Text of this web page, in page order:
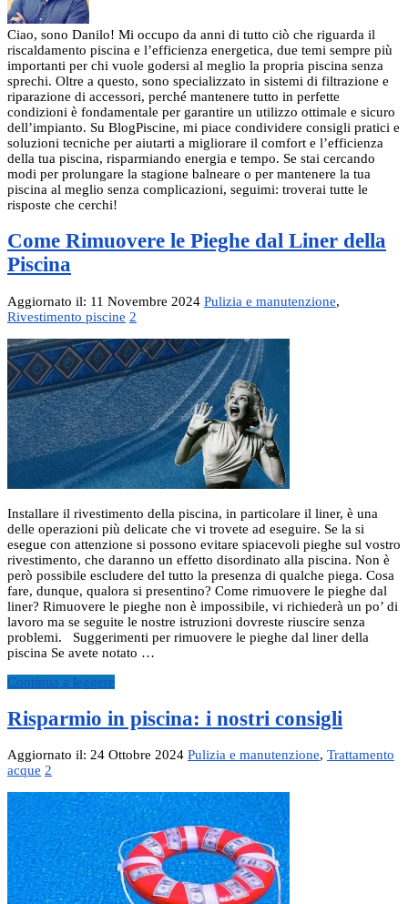
Ciao, sono Danilo! Mi occupo da anni di tutto ciò che riguarda il
riscaldamento piscina e l’efficienza energetica, due temi sempre più
importanti per chi vuole godersi al meglio la propria piscina senza
sprechi. Oltre a questo, sono specializzato in sistemi di filtrazione e
riparazione di accessori, perché mantenere tutto in perfette
condizioni è fondamentale per garantire un utilizzo ottimale e sicuro
dell’impianto. Su BlogPiscine, mi piace condividere consigli pratici e
soluzioni tecniche per aiutarti a migliorare il comfort e l’efficienza
della tua piscina, risparmiando energia e tempo. Se stai cercando
modi per prolungare la stagione balneare o per mantenere la tua
piscina al meglio senza complicazioni, seguimi: troverai tutte le
risposte che cerchi!
Come Rimuovere le Pieghe dal Liner della
Piscina
Aggiornato il: 11 Novembre 2024 Pulizia e manutenzione,
Rivestimento piscine 2
Installare il rivestimento della piscina, in particolare il liner, è una
delle operazioni più delicate che vi trovete ad eseguire. Se la si
esegue con attenzione si possono evitare spiacevoli pieghe sul vostro
rivestimento, che daranno un effetto disordinato alla piscina. Non è
però possibile escludere del tutto la presenza di qualche piega. Cosa
fare, dunque, qualora si presentino? Come rimuovere le pieghe dal
liner? Rimuovere le pieghe non è impossibile, vi richiederà un po’ di
lavoro ma se seguite le nostre istruzioni dovreste riuscire senza
problemi. Suggerimenti per rimuovere le pieghe dal liner della
piscina Se avete notato …
Continua a leggere
Risparmio in piscina: i nostri consigli
Aggiornato il: 24 Ottobre 2024 Pulizia e manutenzione, Trattamento
acque 2